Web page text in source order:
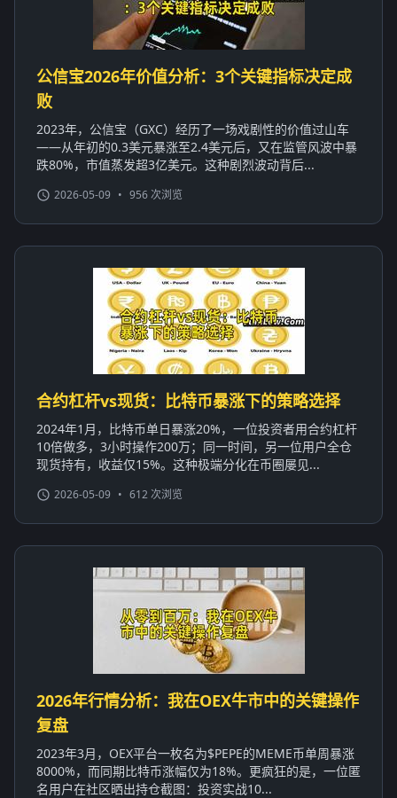
公信宝2026年价值分析：3个关键指标决定成
败
2023年，公信宝（GXC）经历了一场戏剧性的价值过山车
——从年初的0.3美元暴涨至2.4美元后，又在监管风波中暴
跌80%，市值蒸发超3亿美元。这种剧烈波动背后...
2026-05-09 • 956 次浏览
合约杠杆vs现货：比特币暴涨下的策略选择
2024年1月，比特币单日暴涨20%，一位投资者用合约杠杆
10倍做多，3小时操作200万；同一时间，另一位用户全仓
现货持有，收益仅15%。这种极端分化在币圈屡见...
2026-05-09 • 612 次浏览
2026年行情分析：我在OEX牛市中的关键操作
复盘
2023年3月，OEX平台一枚名为$PEPE的MEME币单周暴涨
8000%，而同期比特币涨幅仅为18%。更疯狂的是，一位匿
名用户在社区晒出持仓截图：投资实战10...